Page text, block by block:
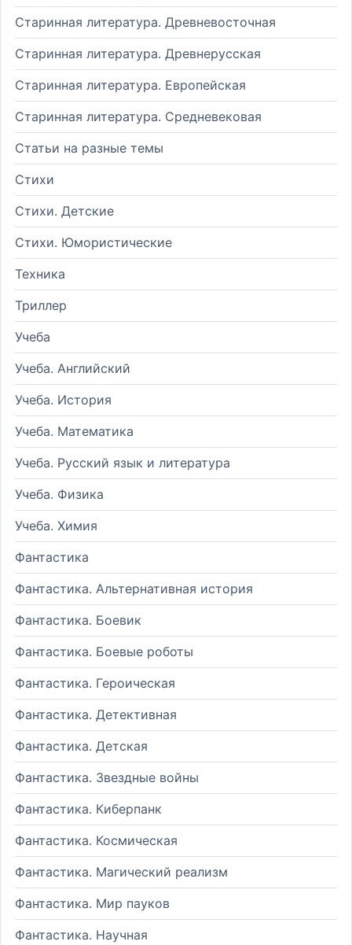
Старинная литература. Древневосточная
Старинная литература. Древнерусская
Старинная литература. Европейская
Старинная литература. Средневековая
Статьи на разные темы
Стихи
Стихи. Детские
Стихи. Юмористические
Техника
Триллер
Учеба
Учеба. Английский
Учеба. История
Учеба. Математика
Учеба. Русский язык и литература
Учеба. Физика
Учеба. Химия
Фантастика
Фантастика. Альтернативная история
Фантастика. Боевик
Фантастика. Боевые роботы
Фантастика. Героическая
Фантастика. Детективная
Фантастика. Детская
Фантастика. Звездные войны
Фантастика. Киберпанк
Фантастика. Космическая
Фантастика. Магический реализм
Фантастика. Мир пауков
Фантастика. Научная